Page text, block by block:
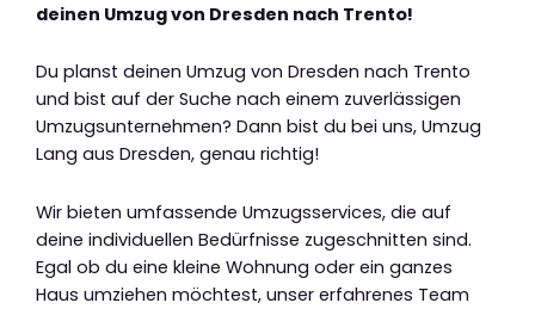
deinen Umzug von Dresden nach Trento!
Du planst deinen Umzug von Dresden nach Trento
und bist auf der Suche nach einem zuverlässigen
Umzugsunternehmen? Dann bist du bei uns, Umzug
Lang aus Dresden, genau richtig!
Wir bieten umfassende Umzugsservices, die auf
deine individuellen Bedürfnisse zugeschnitten sind.
Egal ob du eine kleine Wohnung oder ein ganzes
Haus umziehen möchtest, unser erfahrenes Team